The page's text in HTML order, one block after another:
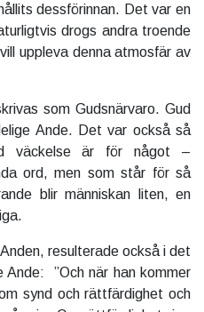
dessförinnan. Det var en
drogs andra troende
uppleva denna atmosfär av
som Gudsnärvaro. Gud
Ande. Det var också så
väckelse är för något –
ord, men som står för så
blir människan liten, en
resulterade också i det
Ande: ”Och när han kommer
synd och rättfärdighet och